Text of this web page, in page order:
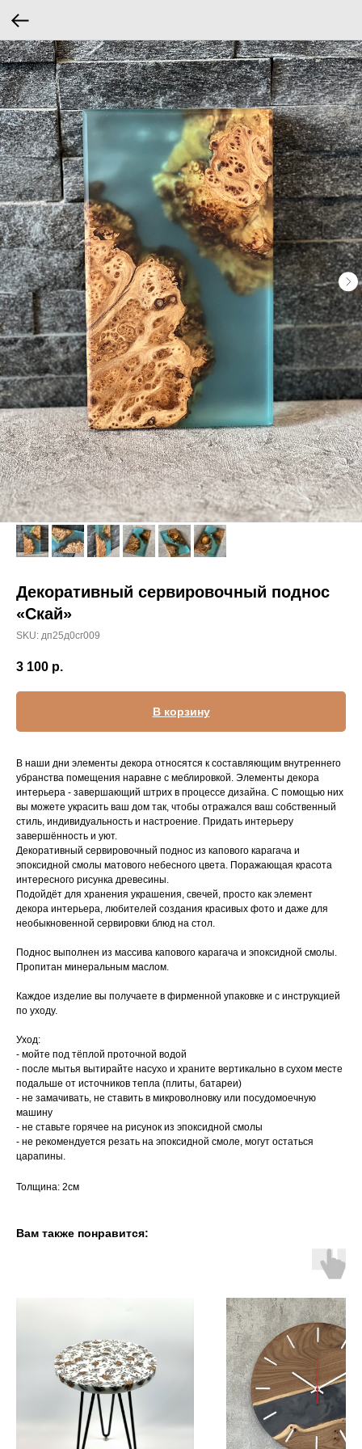
Декоративный сервировочный поднос
«Скай»
SKU: дп25д0сг009
3 100 р.
В корзину
В наши дни элементы декора относятся к составляющим внутреннего
убранства помещения наравне с меблировкой. Элементы декора
интерьера - завершающий штрих в процессе дизайна. С помощью них
вы можете украсить ваш дом так, чтобы отражался ваш собственный
стиль, индивидуальность и настроение. Придать интерьеру
завершённость и уют.
Декоративный сервировочный поднос из капового карагача и
эпоксидной смолы матового небесного цвета. Поражающая красота
интересного рисунка древесины.
Подойдёт для хранения украшения, свечей, просто как элемент
декора интерьера, любителей создания красивых фото и даже для
необыкновенной сервировки блюд на стол.
Поднос выполнен из массива капового карагача и эпоксидной смолы.
Пропитан минеральным маслом.
Каждое изделие вы получаете в фирменной упаковке и с инструкцией
по уходу.
Уход:
- мойте под тёплой проточной водой
- после мытья вытирайте насухо и храните вертикально в сухом месте
подальше от источников тепла (плиты, батареи)
- не замачивать, не ставить в микроволновку или посудомоечную
машину
- не ставьте горячее на рисунок из эпоксидной смолы
- не рекомендуется резать на эпоксидной смоле, могут остаться
царапины.
Толщина: 2см
Вам также понравится: